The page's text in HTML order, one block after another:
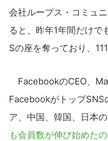
会社ループス・コミュ
ると、昨年1年間だけで
Sの座を奪っており、
FacebookのCEO、
FacebookがトップSNS
ア、中国、韓国、日本
も会員数が伸び始めた